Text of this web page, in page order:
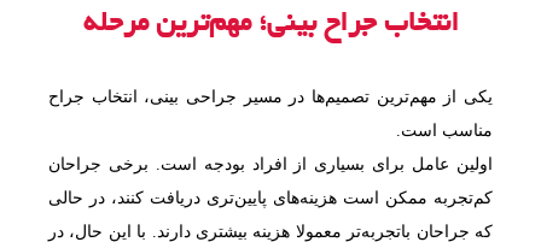
انتخاب جراح بینی؛ مهم‌ترین مرحله
یکی از مهم‌ترین تصمیم‌ها در مسیر جراحی بینی، انتخاب جراح
مناسب است.
اولین عامل برای بسیاری از افراد بودجه است. برخی جراحان
کم‌تجربه ممکن است هزینه‌های پایین‌تری دریافت کنند، در حالی
که جراحان باتجربه‌تر معمولا هزینه بیشتری دارند. با این حال، در